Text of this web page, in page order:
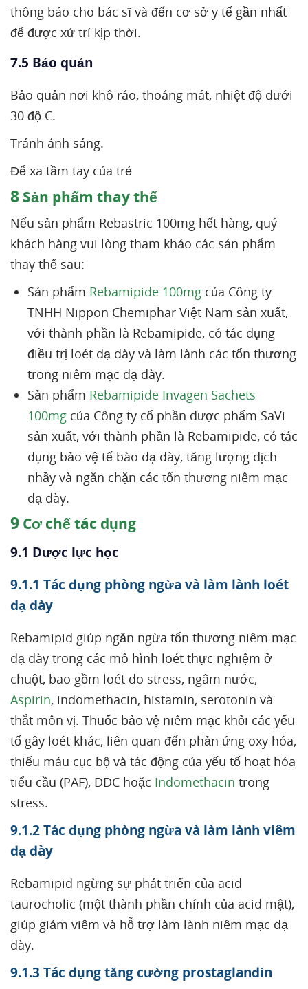
thông báo cho bác sĩ và đến cơ sở y tế gần nhất
để được xử trí kịp thời.
7.5 Bảo quản
Bảo quản nơi khô ráo, thoáng mát, nhiệt độ dưới
30 độ C.
Tránh ánh sáng.
Để xa tầm tay của trẻ
8 Sản phẩm thay thế
Nếu sản phẩm Rebastric 100mg hết hàng, quý
khách hàng vui lòng tham khảo các sản phẩm
thay thế sau:
Sản phẩm Rebamipide 100mg của Công ty
TNHH Nippon Chemiphar Việt Nam sản xuất,
với thành phần là Rebamipide, có tác dụng
điều trị loét dạ dày và làm lành các tổn thương
trong niêm mạc dạ dày.
Sản phẩm Rebamipide Invagen Sachets
100mg của Công ty cổ phần dược phẩm SaVi
sản xuất, với thành phần là Rebamipide, có tác
dụng bảo vệ tế bào dạ dày, tăng lượng dịch
nhầy và ngăn chặn các tổn thương niêm mạc
dạ dày.
9 Cơ chế tác dụng
9.1 Dược lực học
9.1.1 Tác dụng phòng ngừa và làm lành loét
dạ dày
Rebamipid giúp ngăn ngừa tổn thương niêm mạc
dạ dày trong các mô hình loét thực nghiệm ở
chuột, bao gồm loét do stress, ngâm nước,
Aspirin, indomethacin, histamin, serotonin và
thắt môn vị. Thuốc bảo vệ niêm mạc khỏi các yếu
tố gây loét khác, liên quan đến phản ứng oxy hóa,
thiếu máu cục bộ và tác động của yếu tố hoạt hóa
tiểu cầu (PAF), DDC hoặc Indomethacin trong
stress.
9.1.2 Tác dụng phòng ngừa và làm lành viêm
dạ dày
Rebamipid ngừng sự phát triển của acid
taurocholic (một thành phần chính của acid mật),
giúp giảm viêm và hỗ trợ làm lành niêm mạc dạ
dày.
9.1.3 Tác dụng tăng cường prostaglandin